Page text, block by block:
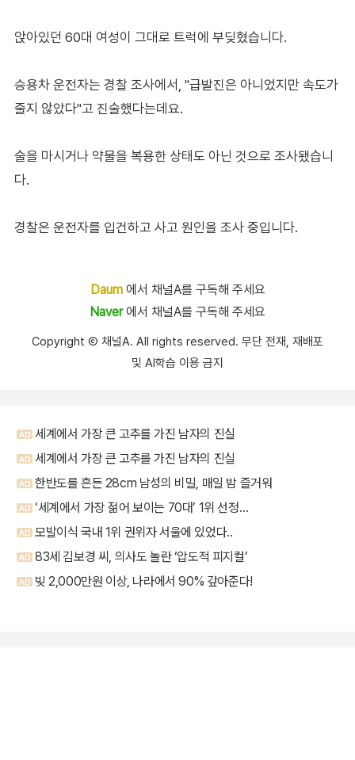
앉아있던 60대 여성이 그대로 트럭에 부딪혔습니다.
승용차 운전자는 경찰 조사에서, "급발진은 아니었지만 속도가
줄지 않았다"고 진술했다는데요.
술을 마시거나 약물을 복용한 상태도 아닌 것으로 조사됐습니
다.
경찰은 운전자를 입건하고 사고 원인을 조사 중입니다.
Daum에서 채널A를 구독해 주세요
Naver에서 채널A를 구독해 주세요
Copyright Ⓒ 채널A. All rights reserved. 무단 전재, 재배포
및 AI학습 이용 금지